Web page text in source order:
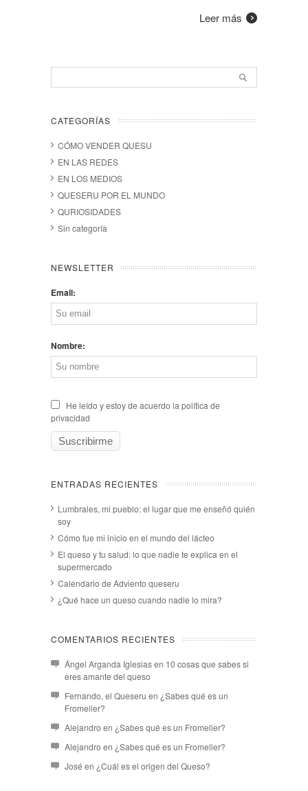
Leer más
CATEGORÍAS
CÓMO VENDER QUESU
EN LAS REDES
EN LOS MEDIOS
QUESERU POR EL MUNDO
QURIOSIDADES
Sin categoría
NEWSLETTER
Email:
Nombre:
He leído y estoy de acuerdo la política de
privacidad
ENTRADAS RECIENTES
Lumbrales, mi pueblo: el lugar que me enseñó quién
soy
Cómo fue mi inicio en el mundo del lácteo
El queso y tu salud: lo que nadie te explica en el
supermercado
Calendario de Adviento queseru
¿Qué hace un queso cuando nadie lo mira?
COMENTARIOS RECIENTES
Ángel Arganda Iglesiasen 10 cosas que sabes si
eres amante del queso
Fernando, el Queseru en ¿Sabes qué es un
Fromelier?
Alejandro en ¿Sabes qué es un Fromelier?
Alejandro en ¿Sabes qué es un Fromelier?
José en ¿Cuál es el origen del Queso?